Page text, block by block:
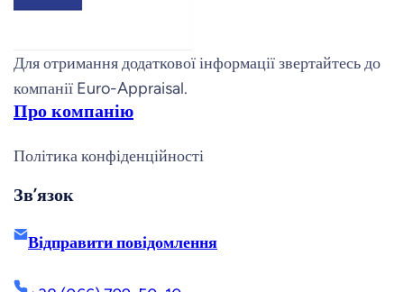
Для отримання додаткової інформації звертайтесь до
компанії Euro-Appraisal.
Про компанію
Політика конфіденційності
Зв’язок
Відправити повідомлення